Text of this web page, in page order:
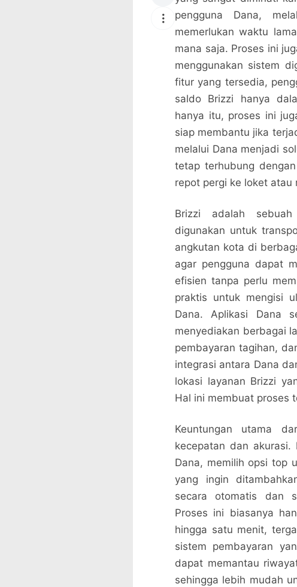
pengguna Dana,
memerlukan waktu
mana saja. Proses ini
menggunakan sistem
fitur yang tersedia,
saldo Brizzi hanya
hanya itu, proses ini
siap membantu jika
melalui Dana menjadi
tetap terhubung
repot pergi ke loket atau
Brizzi adalah
digunakan untuk
angkutan kota di
agar pengguna dapat
efisien tanpa perlu
praktis untuk mengisi
Dana. Aplikasi Dana
menyediakan berbagai
pembayaran tagihan,
integrasi antara Dana
lokasi layanan Brizzi
Hal ini membuat proses
Keuntungan utama
kecepatan dan akurasi.
Dana, memilih opsi top
yang ingin
secara otomatis dan
Proses ini biasanya
hingga satu menit,
sistem pembayaran
dapat memantau
sehingga lebih mudah